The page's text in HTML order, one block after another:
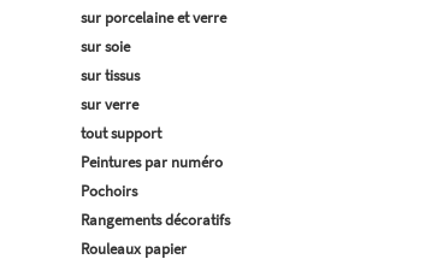
sur porcelaine et verre
sur soie
sur tissus
sur verre
tout support
Peintures par numéro
Pochoirs
Rangements décoratifs
Rouleaux papier